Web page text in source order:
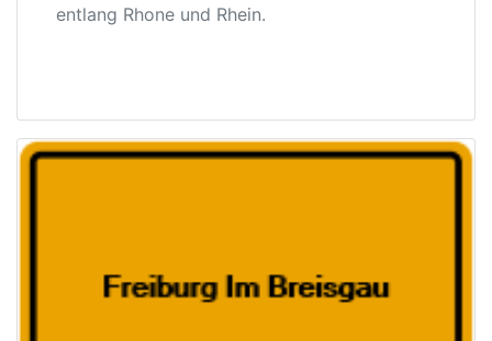
entlang Rhone und Rhein.